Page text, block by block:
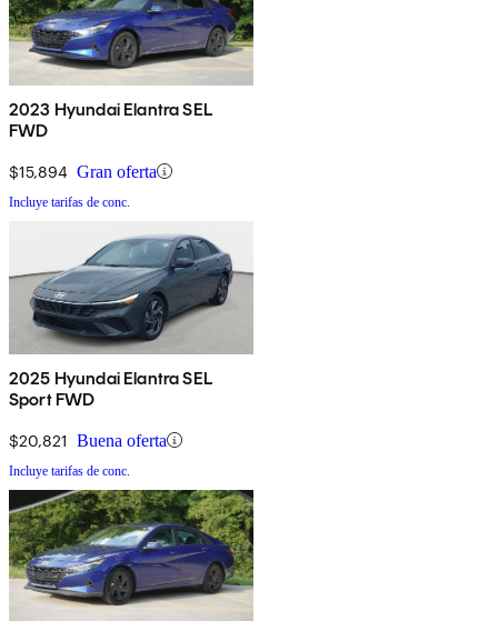
2023 Hyundai Elantra SEL
FWD
$15,894 Gran oferta
Incluye tarifas de conc.
2025 Hyundai Elantra SEL
Sport FWD
$20,821 Buena oferta
Incluye tarifas de conc.